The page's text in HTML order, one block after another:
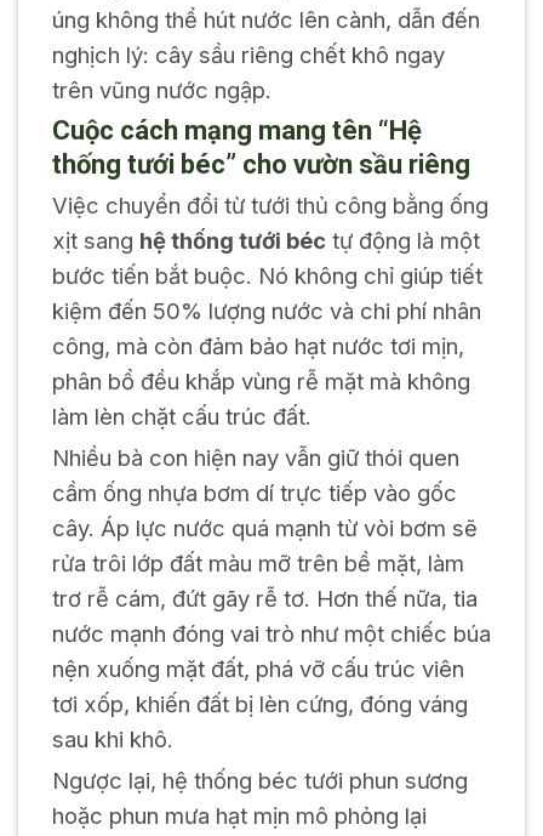
úng không thể hút nước lên cành, dẫn đến
nghịch lý: cây sầu riêng chết khô ngay
trên vũng nước ngập.
Cuộc cách mạng mang tên “Hệ
thống tưới béc” cho vườn sầu riêng
Việc chuyển đổi từ tưới thủ công bằng ống
xịt sang hệ thống tưới béc tự động là một
bước tiến bắt buộc. Nó không chỉ giúp tiết
kiệm đến 50% lượng nước và chi phí nhân
công, mà còn đảm bảo hạt nước tơi mịn,
phân bổ đều khắp vùng rễ mặt mà không
làm lèn chặt cấu trúc đất.
Nhiều bà con hiện nay vẫn giữ thói quen
cầm ống nhựa bơm dí trực tiếp vào gốc
cây. Áp lực nước quá mạnh từ vòi bơm sẽ
rửa trôi lớp đất màu mỡ trên bề mặt, làm
trơ rễ cám, đứt gãy rễ tơ. Hơn thế nữa, tia
nước mạnh đóng vai trò như một chiếc búa
nện xuống mặt đất, phá vỡ cấu trúc viên
tơi xốp, khiến đất bị lèn cứng, đóng váng
sau khi khô.
Ngược lại, hệ thống béc tưới phun sương
hoặc phun mưa hạt mịn mô phỏng lại